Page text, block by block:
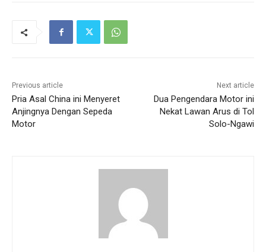
Previous article
Pria Asal China ini Menyeret
Anjingnya Dengan Sepeda
Motor
Next article
Dua Pengendara Motor ini
Nekat Lawan Arus di Tol
Solo-Ngawi